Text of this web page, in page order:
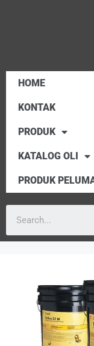
HOME
KONTAK
PRODUK
KATALOG OLI
PRODUK